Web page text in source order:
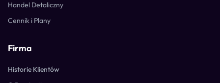
Handel Detaliczny
Cennik i Plany
Firma
Historie Klientów